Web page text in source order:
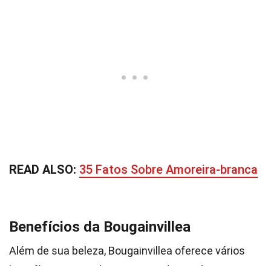
READ ALSO: 35 Fatos Sobre Amoreira-branca
Benefícios da Bougainvillea
Além de sua beleza, Bougainvillea oferece vários